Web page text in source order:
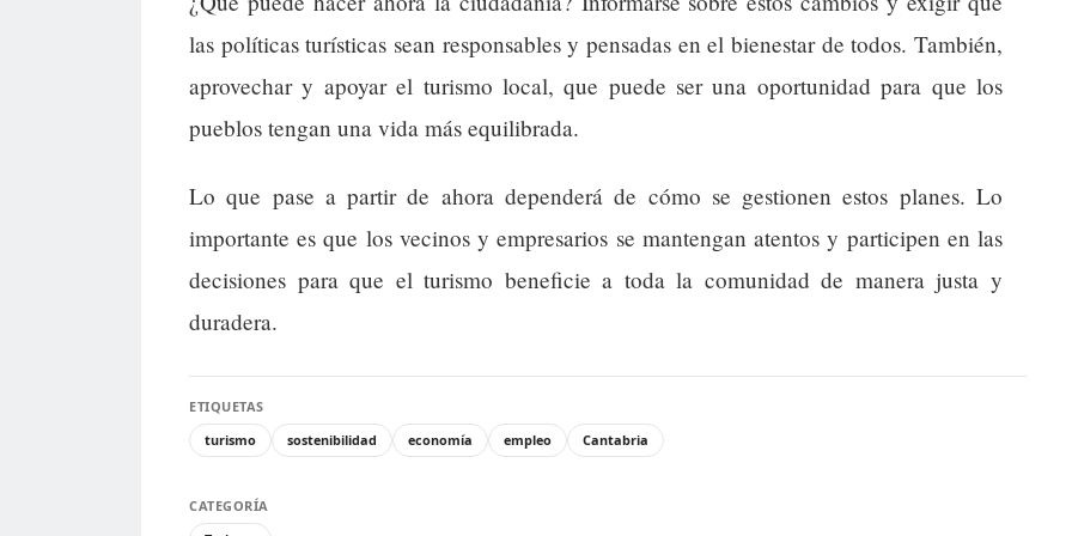
las políticas turísticas sean responsables y pensadas en el bienestar de todos. También,
aprovechar y apoyar el turismo local, que puede ser una oportunidad para que los
pueblos tengan una vida más equilibrada.
Lo que pase a partir de ahora dependerá de cómo se gestionen estos planes. Lo
importante es que los vecinos y empresarios se mantengan atentos y participen en las
decisiones para que el turismo beneficie a toda la comunidad de manera justa y
duradera.
ETIQUETAS
turismo
sostenibilidad economía empleo Cantabria
CATEGORÍA